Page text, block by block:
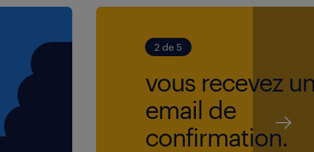
2 de 5
vous recevez
email de
confirmation.